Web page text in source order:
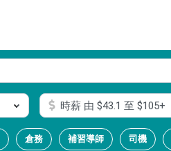
時薪由 $43.1 至 $105+
倉務 補習導師 司機